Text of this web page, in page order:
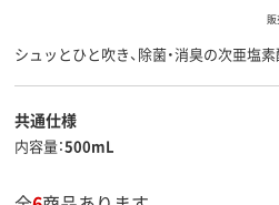
販
シュッとひと吹き、除菌・消臭の次亜塩
共通仕様
内容量 500mL